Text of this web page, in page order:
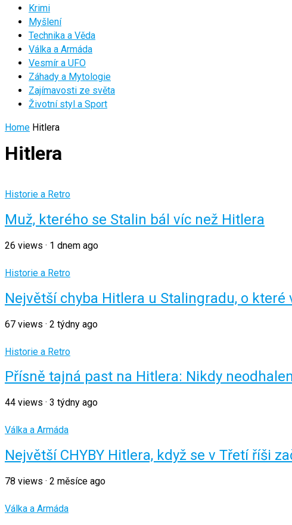
Krimi
Myšlení
Technika a Věda
Válka a Armáda
Vesmír a UFO
Záhady a Mytologie
Zajímavosti ze světa
Životní styl a Sport
Home Hitlera
Hitlera
Historie a Retro
Muž, kterého se Stalin bál víc než Hitlera
26 views · 1 dnem ago
Historie a Retro
Největší chyba Hitlera u Stalingradu, o které
67 views · 2 týdny ago
Historie a Retro
Přísně tajná past na Hitlera: Nikdy
44 views · 3 týdny ago
Válka a Armáda
Největší CHYBY Hitlera, když se v Třetí říši
78 views · 2 měsíce ago
Válka a Armáda